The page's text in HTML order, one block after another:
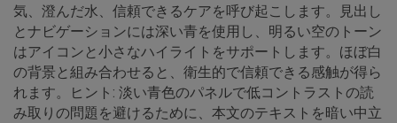
気、澄んだ水、信頼できるケアを呼び起こします。見出し
とナビゲーションには深い青を使用し、明るい空のトーン
はアイコンと小さなハイライトをサポートします。ほぼ白
の背景と組み合わせると、衛生的で信頼できる感触が得ら
れます。ヒント: 淡い青色のパネルで低コントラストの読
み取りの問題を避けるために、本文のテキストを暗い中立